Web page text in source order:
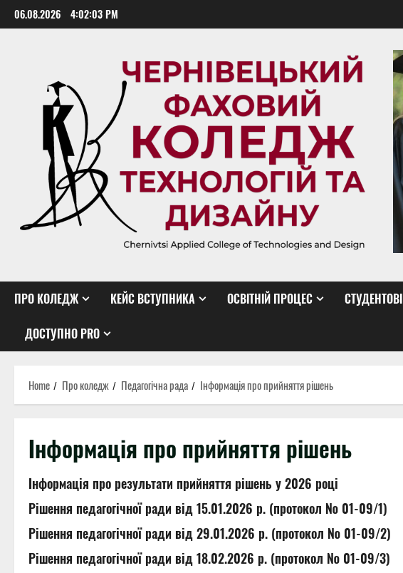
Skip
to
06.08.2026 4:02:04 PM
ПРО КОЛЕДЖ КЕЙС ВСТУПНИКА ОСВІТНІЙ ПРОЦЕС СТУДЕНТОВІ
ДОСТУПНО PRO
Home Про коледж Педагогічна рада Інформація про прийняття рішень
Інформація про прийняття рішень
Інформація про результати прийняття рішень у 2026 році
Рішення педагогічної ради від 15.01.2026 р. (протокол № 01-09/1)
Рішення педагогічної ради від 29.01.2026 р. (протокол № 01-09/2)
Рішення педагогічної ради від 18.02.2026 р. (протокол № 01-09/3)